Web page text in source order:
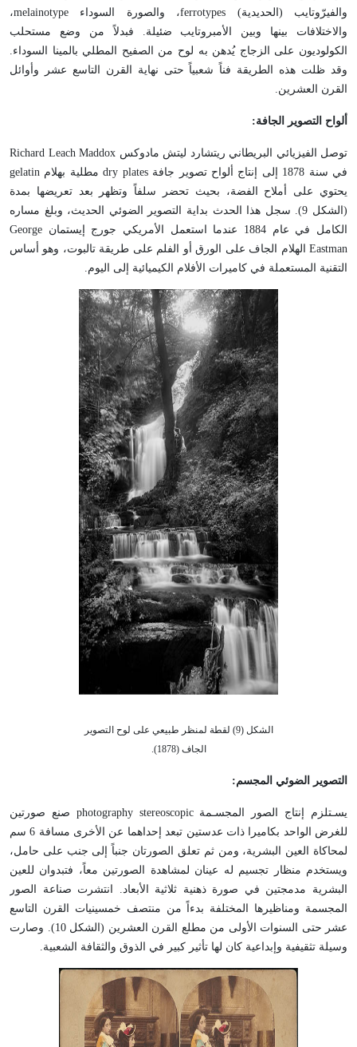
والفيرّوتايب (الحديدية) ferrotypes، والصورة السوداء melainotype،
والاختلافات بينها وبين الأمبروتايب ضئيلة. فبدلاً من وضع مستحلب
الكولوديون على الزجاج يُدهن به لوح من الصفيح المطلي بالمينا السوداء.
وقد ظلت هذه الطريقة فناً شعبياً حتى نهاية القرن التاسع عشر وأوائل
القرن العشرين.
ألواح التصوير الجافة:
توصل الفيزيائي البريطاني ريتشارد ليتش مادوكس Richard Leach Maddox
في سنة 1878 إلى إنتاج ألواح تصوير جافة dry plates مطلية بهلام gelatin
يحتوي على أملاح الفضة، بحيث تحضر سلفاً وتظهر بعد تعريضها بمدة
(الشكل 9). سجل هذا الحدث بداية التصوير الضوئي الحديث، وبلغ مساره
الكامل في عام 1884 عندما استعمل الأمريكي جورج إيستمان George
Eastman الهلام الجاف على الورق أو الفلم على طريقة تالبوت، وهو أساس
التقنية المستعملة في كاميرات الأفلام الكيميائية إلى اليوم.
الشكل (9) لقطة لمنظر طبيعي على لوح التصوير
الجاف (1878).
التصوير الضوئي المجسم:
يسـتلزم إنتاج الصور المجسـمة photography stereoscopic صنع صورتين
للغرض الواحد بكاميرا ذات عدستين تبعد إحداهما عن الأخرى مسافة 6 سم
لمحاكاة العين البشرية، ومن ثم تعلق الصورتان جنباً إلى جنب على حامل،
ويستخدم منظار تجسيم له عينان لمشاهدة الصورتين معاً، فتبدوان للعين
البشرية مدمجتين في صورة ذهنية ثلاثية الأبعاد. انتشرت صناعة الصور
المجسمة ومناظيرها المختلفة بدءاً من منتصف خمسينيات القرن التاسع
عشر حتى السنوات الأولى من مطلع القرن العشرين (الشكل 10). وصارت
وسيلة تثقيفية وإبداعية كان لها تأثير كبير في الذوق والثقافة الشعبية.